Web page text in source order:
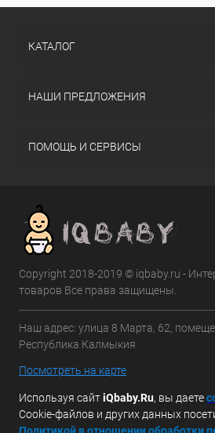
КАТАЛОГ
НАШИ ПРЕДЛОЖЕНИЯ
ПОМОЩЬ И СЕРВИСЫ
Copyright 2018-2019 © iqbaby.ru -
товаров Все права защищены.
Наш адрес: улица 8 Марта, 62,
Республика Калмыкия
Посмотреть на карте
Используя сайтiQbaby.Ru, вы даетес
Cookie-файлов и других данных